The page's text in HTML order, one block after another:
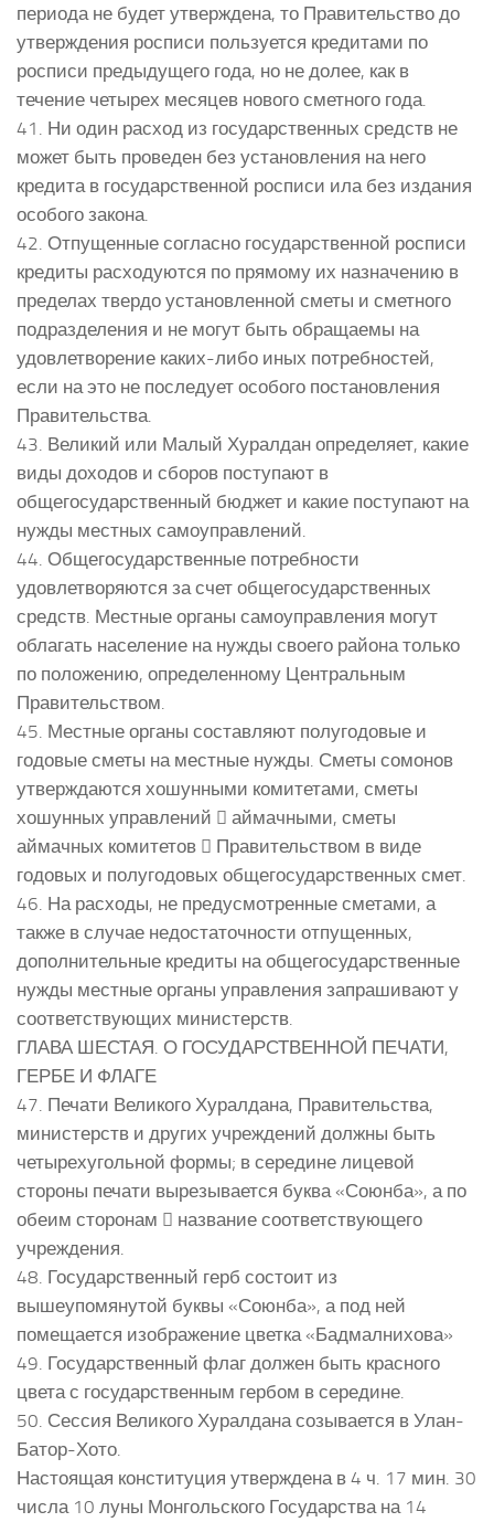
периода не будет утверждена, то Правительство до
утверждения росписи пользуется кредитами по
росписи предыдущего года, но не долее, как в
течение четырех месяцев нового сметного года.
41. Ни один расход из государственных средств не
может быть проведен без установления на него
кредита в государственной росписи ила без издания
особого закона.
42. Отпущенные согласно государственной росписи
кредиты расходуются по прямому их назначению в
пределах твердо установленной сметы и сметного
подразделения и не могут быть обращаемы на
удовлетворение каких-либо иных потребностей,
если на это не последует особого постановления
Правительства.
43. Великий или Малый Хуралдан определяет, какие
виды доходов и сборов поступают в
общегосударственный бюджет и какие поступают на
нужды местных самоуправлений.
44. Общегосударственные потребности
удовлетворяются за счет общегосударственных
средств. Местные органы самоуправления могут
облагать население на нужды своего района только
по положению, определенному Центральным
Правительством.
45. Местные органы составляют полугодовые и
годовые сметы на местные нужды. Сметы сомонов
утверждаются хошунными комитетами, сметы
хошунных управлений  аймачными, сметы
аймачных комитетов  Правительством в виде
годовых и полугодовых общегосударственных смет.
46. На расходы, не предусмотренные сметами, а
также в случае недостаточности отпущенных,
дополнительные кредиты на общегосударственные
нужды местные органы управления запрашивают у
соответствующих министерств.
ГЛАВА ШЕСТАЯ. О ГОСУДАРСТВЕННОЙ ПЕЧАТИ,
ГЕРБЕ И ФЛАГЕ
47. Печати Великого Хуралдана, Правительства,
министерств и других учреждений должны быть
четырехугольной формы; в середине лицевой
стороны печати вырезывается буква «Союнба», а по
обеим сторонам  название соответствующего
учреждения.
48. Государственный герб состоит из
вышеупомянутой буквы «Союнба», а под ней
помещается изображение цветка «Бадмалнихова»
49. Государственный флаг должен быть красного
цвета с государственным гербом в середине.
50. Сессия Великого Хуралдана созывается в Улан-
Батор-Хото.
Настоящая конституция утверждена в 4 ч. 17 мин. 30
числа 10 луны Монгольского Государства на 14